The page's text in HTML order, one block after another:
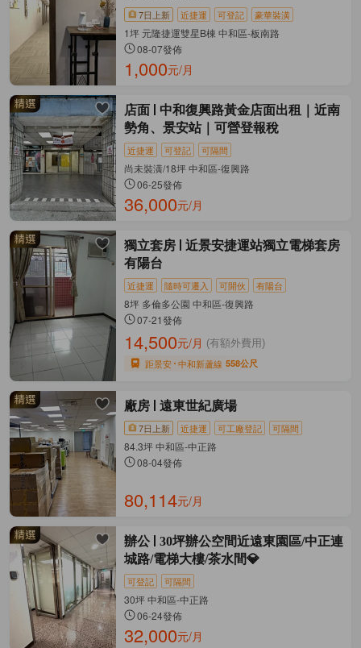
7日上新 近捷運 可登記 豪華裝潢
1坪 元隆捷運雙星B棟 中和區-板南路
08-07發佈
1,000元/月
店面
中和復興路黃金店面出租｜近南
勢角、景安站｜可營登報稅
近捷運 可登記 可隔間
尚未裝潢/18坪 中和區-復興路
06-25發佈
36,000元/月
獨立套房
近景安捷運站獨立電梯套房
有陽台
近捷運 隨時可遷入 可開伙 有陽台
8坪 多倫多公園 中和區-復興路
07-21發佈
14,500元/月 (有額外費用)
距景安 中和新蘆線 558公尺
廠房 遠東世紀廣場
7日上新 近捷運 可工廠登記 可隔間
84.3坪 中和區-中正路
08-04發佈
80,114元/月
辦公
30坪辦公空間近遠東園區/中正連
城路/電梯大樓/茶水間💎
可登記 可隔間
30坪 中和區-中正路
06-24發佈
32,000元/月